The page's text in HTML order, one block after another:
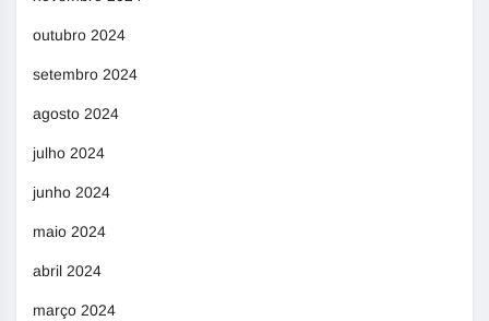
outubro 2024
setembro 2024
agosto 2024
julho 2024
junho 2024
maio 2024
abril 2024
março 2024